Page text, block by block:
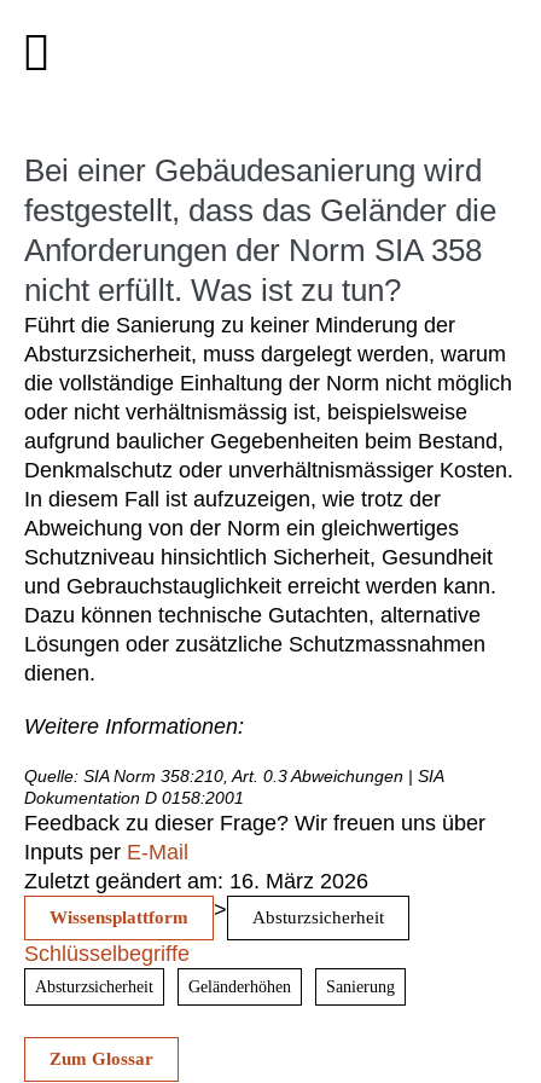
Bei einer Gebäudesanierung wird
festgestellt, dass das Geländer die
Anforderungen der Norm SIA 358
nicht erfüllt. Was ist zu tun?
Führt die Sanierung zu keiner Minderung der
Absturzsicherheit, muss dargelegt werden, warum
die vollständige Einhaltung der Norm nicht möglich
oder nicht verhältnismässig ist, beispielsweise
aufgrund baulicher Gegebenheiten beim Bestand,
Denkmalschutz oder unverhältnismässiger Kosten.
In diesem Fall ist aufzuzeigen, wie trotz der
Abweichung von der Norm ein gleichwertiges
Schutzniveau hinsichtlich Sicherheit, Gesundheit
und Gebrauchstauglichkeit erreicht werden kann.
Dazu können technische Gutachten, alternative
Lösungen oder zusätzliche Schutzmassnahmen
dienen.
Weitere Informationen:
Quelle: SIA Norm 358:210, Art. 0.3 Abweichungen | SIA
Dokumentation D 0158:2001
Feedback zu dieser Frage? Wir freuen uns über
Inputs per E-Mail
Zuletzt geändert am: 16. März 2026
Wissensplattform > Absturzsicherheit
Schlüsselbegriffe
Absturzsicherheit Geländerhöhen Sanierung
Zum Glossar